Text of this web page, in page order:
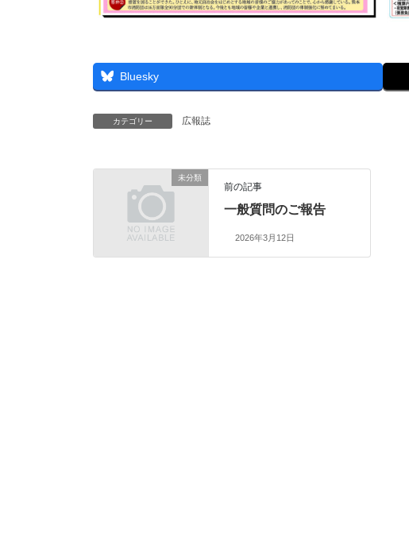
Bluesky
カテゴリー 広報誌
未分類
前の記事
一般質問のご報告
2026年3月12日